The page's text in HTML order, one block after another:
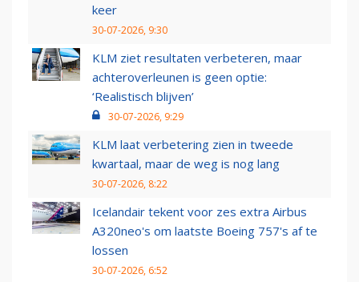
keer
30-07-2026, 9:30
KLM ziet resultaten verbeteren, maar
achteroverleunen is geen optie:
‘Realistisch blijven’
30-07-2026, 9:29
KLM laat verbetering zien in tweede
kwartaal, maar de weg is nog lang
30-07-2026, 8:22
Icelandair tekent voor zes extra Airbus
A320neo's om laatste Boeing 757's af te
lossen
30-07-2026, 6:52